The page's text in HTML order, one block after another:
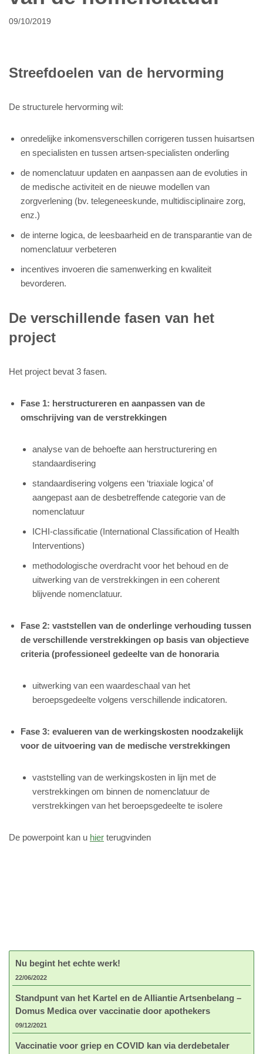
09/10/2019
Streefdoelen van de hervorming
De structurele hervorming wil:
onredelijke inkomensverschillen corrigeren tussen huisartsen
en specialisten en tussen artsen-specialisten onderling
de nomenclatuur updaten en aanpassen aan de evoluties in
de medische activiteit en de nieuwe modellen van
zorgverlening (bv. telegeneeskunde, multidisciplinaire zorg,
enz.)
de interne logica, de leesbaarheid en de transparantie van de
nomenclatuur verbeteren
incentives invoeren die samenwerking en kwaliteit
bevorderen.
De verschillende fasen van het
project
Het project bevat 3 fasen.
Fase 1: herstructureren en aanpassen van de
omschrijving van de verstrekkingen
analyse van de behoefte aan herstructurering en
standaardisering
standaardisering volgens een ‘triaxiale logica’ of
aangepast aan de desbetreffende categorie van de
nomenclatuur
ICHI-classificatie (International Classification of Health
Interventions)
methodologische overdracht voor het behoud en de
uitwerking van de verstrekkingen in een coherent
blijvende nomenclatuur.
Fase 2: vaststellen van de onderlinge verhouding tussen
de verschillende verstrekkingen op basis van objectieve
criteria (professioneel gedeelte van de honoraria
uitwerking van een waardeschaal van het
beroepsgedeelte volgens verschillende indicatoren.
Fase 3: evalueren van de werkingskosten noodzakelijk
voor de uitvoering van de medische verstrekkingen
vaststelling van de werkingskosten in lijn met de
verstrekkingen om binnen de nomenclatuur de
verstrekkingen van het beroepsgedeelte te isolere
De powerpoint kan u hier terugvinden
Nu begint het echte werk!
22/06/2022
Standpunt van het Kartel en de Alliantie Artsenbelang –
Domus Medica over vaccinatie door apothekers
09/12/2021
Vaccinatie voor griep en COVID kan via derdebetaler